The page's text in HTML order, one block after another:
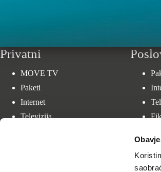
Privatni
MOVE TV
Paketi
Internet
Televizija